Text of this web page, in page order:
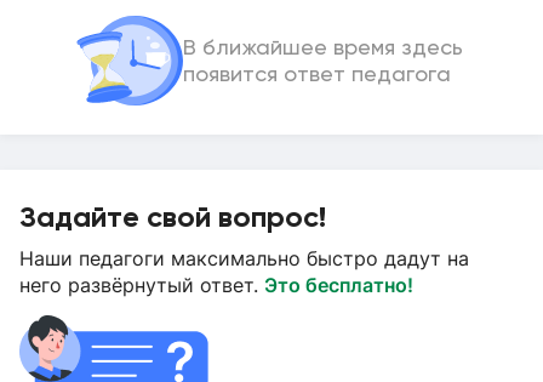
В ближайшее время здесь
появится ответ педагога
Задайте свой вопрос!
Наши педагоги максимально быстро дадут на
него развёрнутый ответ. Это бесплатно!